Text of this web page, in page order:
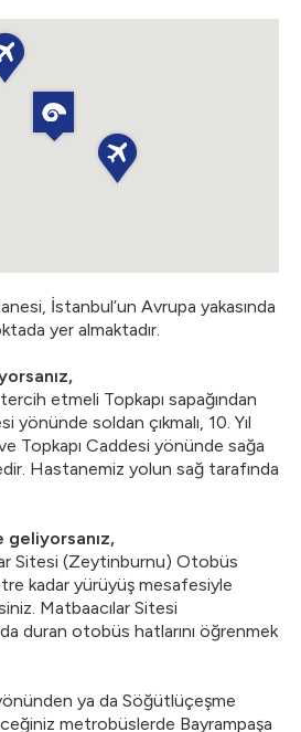
İstanbul’un Avrupa yakasında
yer almaktadır.
etmeli Topkapı sapağından
yönünde soldan çıkmalı, 10. Yıl
Topkapı Caddesi yönünde sağa
Hastanemiz yolun sağ tarafında
Sitesi (Zeytinburnu) Otobüs
kadar yürüyüş mesafesiyle
Matbaacılar Sitesi
duran otobüs hatlarını öğrenmek
ya da Söğütlüçeşme
metrobüslerde Bayrampaşa